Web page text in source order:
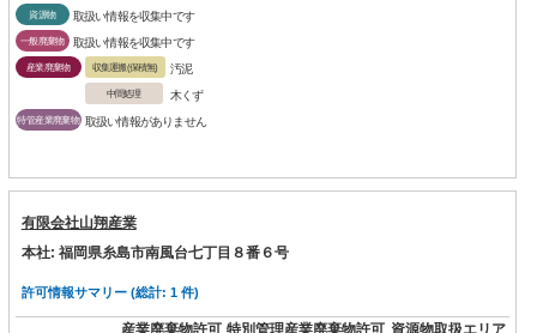
資源物 取扱い情報を収集中です
一般廃棄物 取扱い情報を収集中です
産業廃棄物 収集運搬(保積無) 汚泥
中間処理 木くず
特管産業廃棄物 取扱い情報がありません
有限会社山翔産業
本社: 福岡県糸島市南風台七丁目８番６号
許可情報サマリー (総計: 1 件)
産業廃棄物許可 特別管理産業廃棄物許可 資源物取扱エリア